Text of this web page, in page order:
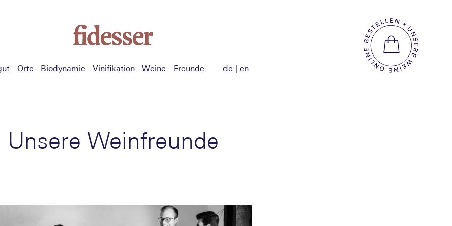
Orte Biodynamie Vinifikation Weine Freunde de en
Unsere Weinfreunde